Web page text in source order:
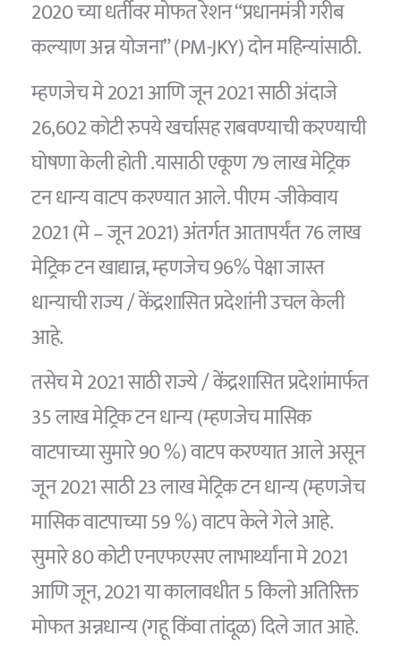
2020 च्या धर्तीवर मोफत रेशन “प्रधानमंत्री गरीब
कल्याण अन्न योजना” (PM-JKY) दोन महिन्यांसाठी.
म्हणजेच मे 2021 आणि जून 2021 साठी अंदाजे
26,602 कोटी रुपये खर्चासह राबवण्याची करण्याची
घोषणा केली होती .यासाठी एकूण 79 लाख मेट्रिक
टन धान्य वाटप करण्यात आले. पीएम -जीकेवाय
2021 (मे – जून 2021) अंतर्गत आतापर्यंत 76 लाख
मेट्रिक टन खाद्यान्न, म्हणजेच 96% पेक्षा जास्त
धान्याची राज्य / केंद्रशासित प्रदेशांनी उचल केली
आहे.
तसेच मे 2021 साठी राज्ये / केंद्रशासित प्रदेशांमार्फत
35 लाख मेट्रिक टन धान्य (म्हणजेच मासिक
वाटपाच्या सुमारे 90 %) वाटप करण्यात आले असून
जून 2021 साठी 23 लाख मेट्रिक टन धान्य (म्हणजेच
मासिक वाटपाच्या 59 %) वाटप केले गेले आहे.
सुमारे 80 कोटी एनएफएसए लाभार्थ्यांना मे 2021
आणि जून, 2021 या कालावधीत 5 किलो अतिरिक्त
मोफत अन्नधान्य (गहू किंवा तांदूळ) दिले जात आहे.